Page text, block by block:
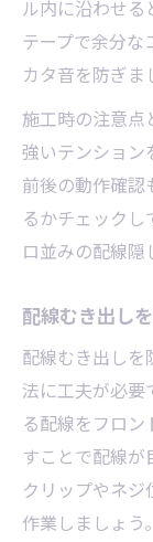
配線
方法
ドラ
養生
ドラ
の巻
ル内に沿わせる
テープで余分な
カタ音を防ぎま
施工時の注意点
強いテンション
前後の動作確認
るかチェックし
ロ並みの配線隠
配線むき出し
配線むき出し
法に工夫が必要
る配線をフロ
すことで配線
クリップやネ
作業しましょう。